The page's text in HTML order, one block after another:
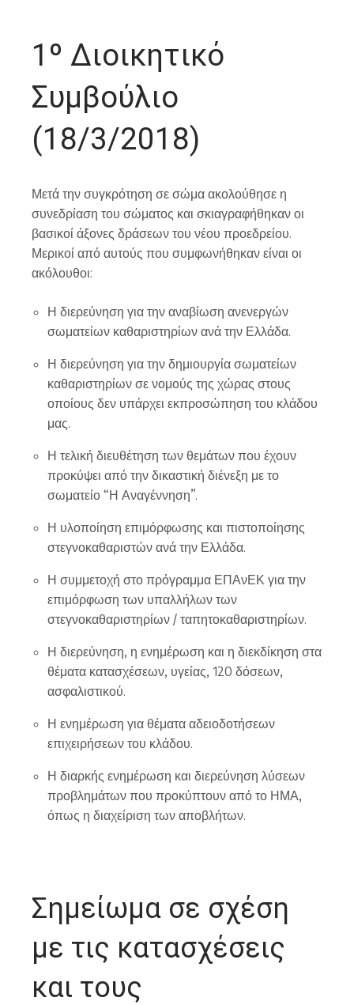
1º Διοικητικό
Συμβούλιο
(18/3/2018)
Μετά την συγκρότηση σε σώμα ακολούθησε η
συνεδρίαση του σώματος και σκιαγραφήθηκαν οι
βασικοί άξονες δράσεων του νέου προεδρείου.
Μερικοί από αυτούς που συμφωνήθηκαν είναι οι
ακόλουθοι:
Η διερεύνηση για την αναβίωση ανενεργών
σωματείων καθαριστηρίων ανά την Ελλάδα.
Η διερεύνηση για την δημιουργία σωματείων
καθαριστηρίων σε νομούς της χώρας στους
οποίους δεν υπάρχει εκπροσώπηση του κλάδου
μας.
Η τελική διευθέτηση των θεμάτων που έχουν
προκύψει από την δικαστική διένεξη με το
σωματείο “Η Αναγέννηση”.
Η υλοποίηση επιμόρφωσης και πιστοποίησης
στεγνοκαθαριστών ανά την Ελλάδα.
Η συμμετοχή στο πρόγραμμα ΕΠΑνΕΚ για την
επιμόρφωση των υπαλλήλων των
στεγνοκαθαριστηρίων / ταπητοκαθαριστηρίων.
Η διερεύνηση, η ενημέρωση και η διεκδίκηση στα
θέματα κατασχέσεων, υγείας, 120 δόσεων,
ασφαλιστικού.
Η ενημέρωση για θέματα αδειοδοτήσεων
επιχειρήσεων του κλάδου.
Η διαρκής ενημέρωση και διερεύνηση λύσεων
προβλημάτων που προκύπτουν από το ΗΜΑ,
όπως η διαχείριση των αποβλήτων.
Σημείωμα σε σχέση
με τις κατασχέσεις
και τους